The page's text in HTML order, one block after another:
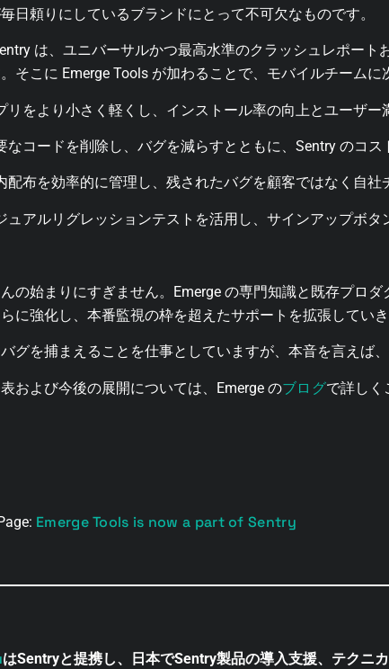
日頼りにしているブランドにとって不可欠なものです。
は、ユニバーサルかつ最高水準のクラッシュレポー
そこに Emerge Tools が加わることで、モバイルチームに
リをより小さく軽くし、インストール率の向上とユーザー
なコードを削除し、バグを減らすとともに、Sentry のコ
配布を効率的に管理し、残されたバグを顧客ではなく自社
ュアルリグレッションテストを活用し、サインアップボ
の始まりにすぎません。Emerge の専門知識と既存プロ
に強化し、本番監視の枠を超えたサポートを拡張していき
グを捕まえることを仕事としていますが、本音を言えば
および今後の展開については、Emerge のブログで詳しく
Emerge Tools is now a part of Sentry
はSentryと提携し、日本でSentry製品の導入支援、テクニ